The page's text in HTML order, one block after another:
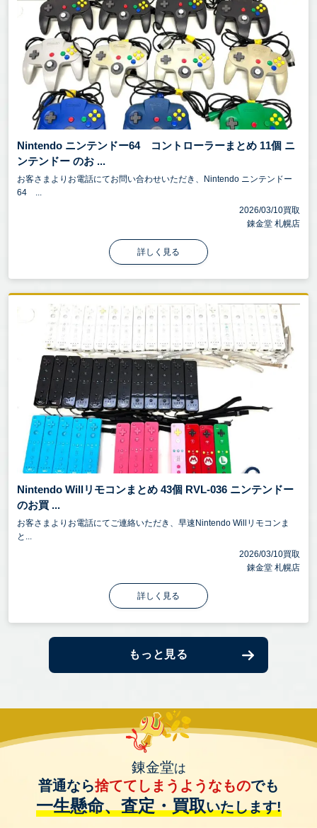
Nintendo ニンテンドー64 コントローラーまとめ 11個 ニ
ンテンドー のお ...
お客さまよりお電話にてお問い合わせいただき、Nintendo ニンテンドー
64 ...
2026/03/10買取
錬金堂 札幌店
詳しく見る
Nintendo Willリモコンまとめ 43個 RVL-036 ニンテンドー
のお買 ...
お客さまよりお電話にてご連絡いただき、早速Nintendo Willリモコンま
と...
2026/03/10買取
錬金堂 札幌店
詳しく見る
もっと見る
錬金堂は
普通なら捨ててしまうようなものでも
一生懸命、査定・買取いたします!